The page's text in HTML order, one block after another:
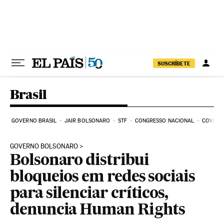
SUSCRÍBETE
Brasil
GOVERNO BRASIL JAIR BOLSONARO STF CONGRESSO NACIONAL COVID-
GOVERNO BOLSONARO
Bolsonaro distribui
bloqueios em redes sociais
para silenciar críticos,
denuncia Human Rights